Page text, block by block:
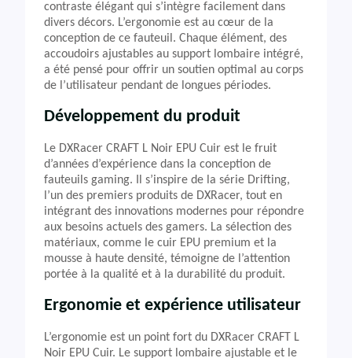
contraste élégant qui s’intègre facilement dans
divers décors. L’ergonomie est au cœur de la
conception de ce fauteuil. Chaque élément, des
accoudoirs ajustables au support lombaire intégré,
a été pensé pour offrir un soutien optimal au corps
de l’utilisateur pendant de longues périodes.
Développement du produit
Le DXRacer CRAFT L Noir EPU Cuir est le fruit
d’années d’expérience dans la conception de
fauteuils gaming. Il s’inspire de la série Drifting,
l’un des premiers produits de DXRacer, tout en
intégrant des innovations modernes pour répondre
aux besoins actuels des gamers. La sélection des
matériaux, comme le cuir EPU premium et la
mousse à haute densité, témoigne de l’attention
portée à la qualité et à la durabilité du produit.
Ergonomie et expérience utilisateur
L’ergonomie est un point fort du DXRacer CRAFT L
Noir EPU Cuir. Le support lombaire ajustable et le